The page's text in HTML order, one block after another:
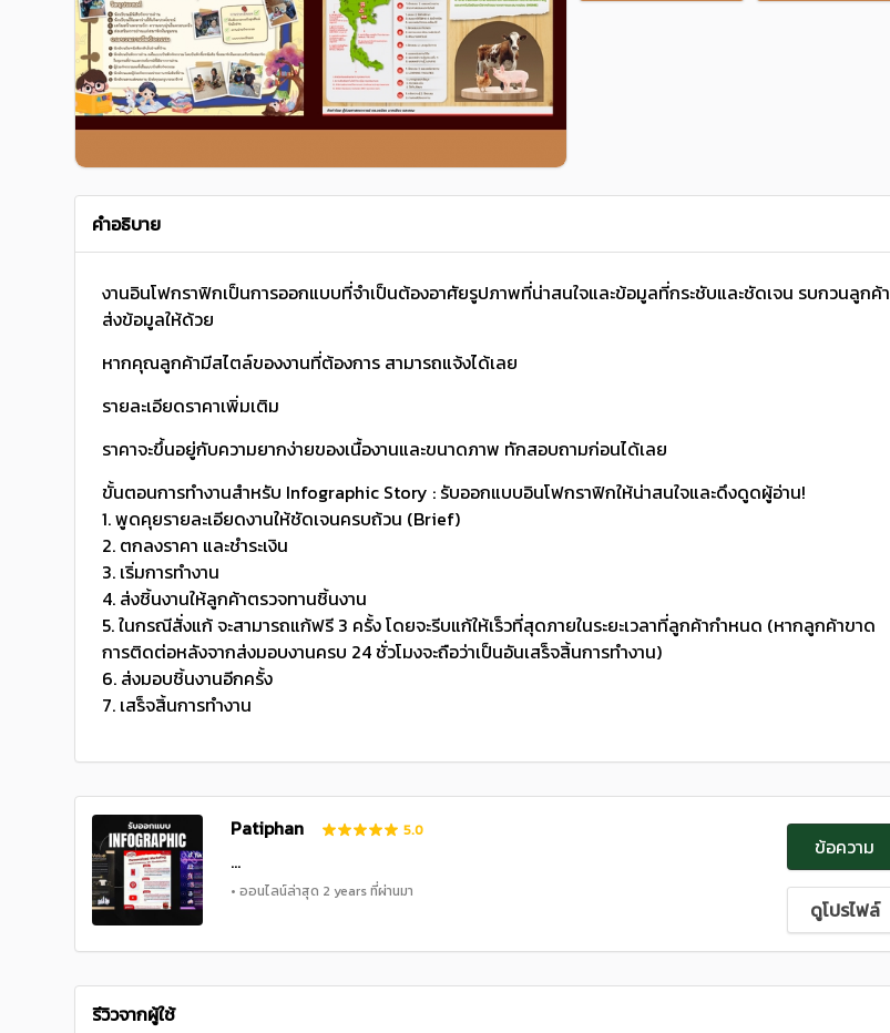
คำอธิบาย
งานอินโฟกราฟิกเป็นการออกแบบที่จำเป็นต้องอาศัยรูปภาพที่น่าสนใจและข้อมูลที่กระชับและชัดเจน รบกวนลูกค้า
ส่งข้อมูลให้ด้วย
หากคุณลูกค้ามีสไตล์ของงานที่ต้องการ สามารถแจ้งได้เลย
รายละเอียดราคาเพิ่มเติม
ราคาจะขึ้นอยู่กับความยากง่ายของเนื้องานและขนาดภาพ ทักสอบถามก่อนได้เลย
ขั้นตอนการทำงานสำหรับ Infographic Story : รับออกแบบอินโฟกราฟิกให้น่าสนใจและดึงดูดผู้อ่าน!
1. พูดคุยรายละเอียดงานให้ชัดเจนครบถ้วน (Brief)
2. ตกลงราคา และชำระเงิน
3. เริ่มการทำงาน
4. ส่งชิ้นงานให้ลูกค้าตรวจทานชิ้นงาน
5. ในกรณีสั่งแก้ จะสามารถแก้ฟรี 3 ครั้ง โดยจะรีบแก้ให้เร็วที่สุดภายในระยะเวลาที่ลูกค้ากำหนด (หากลูกค้าขาด
การติดต่อหลังจากส่งมอบงานครบ 24 ชั่วโมงจะถือว่าเป็นอันเสร็จสิ้นการทำงาน)
6. ส่งมอบชิ้นงานอีกครั้ง
7. เสร็จสิ้นการทำงาน
Patiphan 5.0
...
• ออนไลน์ล่าสุด 2 years ที่ผ่านมา
ข้อความ
ดูโปรไฟล์
รีวิวจากผู้ใช้